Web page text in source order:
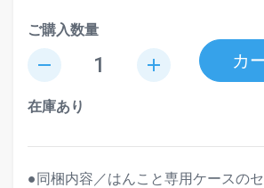
ご購入数量
remove add カ
在庫あり
●同梱内容／はんこと専用ケースの